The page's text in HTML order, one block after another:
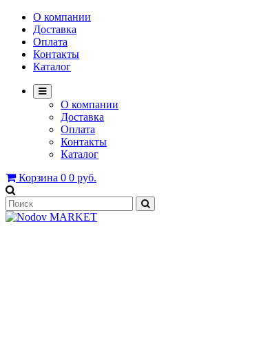
О компании
Доставка
Оплата
Контакты
Каталог
О компании
Доставка
Оплата
Контакты
Каталог
Корзина 0 0 руб.